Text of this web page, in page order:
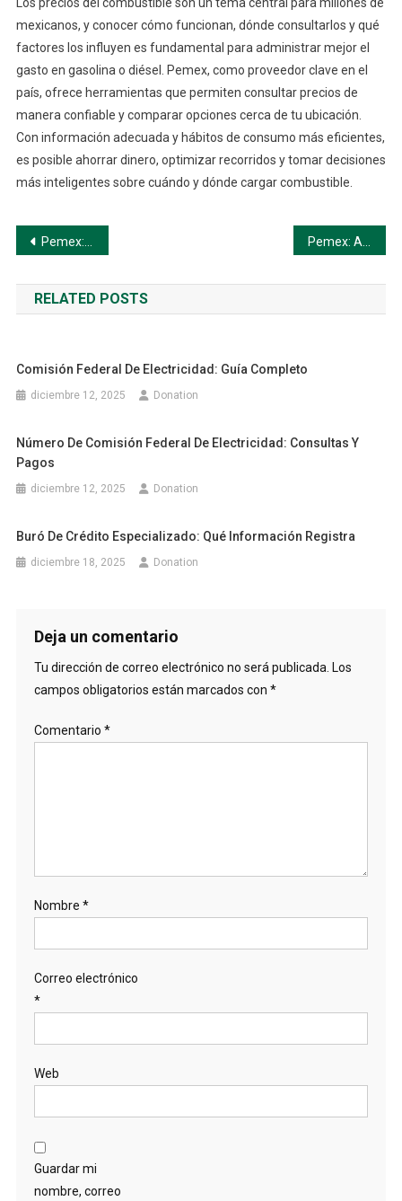
mexicanos, y conocer cómo funcionan, dónde consultarlos y qué
factores los influyen es fundamental para administrar mejor el
gasto en gasolina o diésel. Pemex, como proveedor clave en el
país, ofrece herramientas que permiten consultar precios de
manera confiable y comparar opciones cerca de tu ubicación.
Con información adecuada y hábitos de consumo más eficientes,
es posible ahorrar dinero, optimizar recorridos y tomar decisiones
más inteligentes sobre cuándo y dónde cargar combustible.
Navegación
de
entradas
Pemex: Pagos y Facturación
RELATED POSTS
Comisión Federal De Electricidad: Guía Completo
diciembre 12, 2025 Donation
Número De Comisión Federal De Electricidad: Consultas Y
Pagos
diciembre 12, 2025 Donation
Buró De Crédito Especializado: Qué Información Registra
diciembre 18, 2025 Donation
Deja un comentario
Tu dirección de correo electrónico no será publicada. Los
campos obligatorios están marcados con *
Comentario *
Nombre *
Correo electrónico
*
Web
Guardar mi
nombre, correo